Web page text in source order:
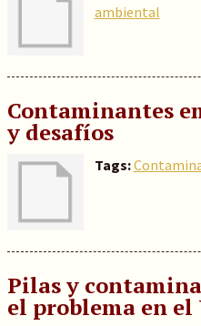
ambiental
Contaminantes
y desafíos
Tags:
Pilas y
el problema en el